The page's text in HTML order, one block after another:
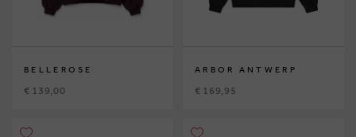
BELLEROSE
€ 139,00
ARBOR ANTWERP
€ 169,95